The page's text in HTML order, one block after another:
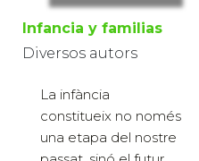
Infancia y familias
Diversos autors
La infància
constitueix no només
una etapa del nostre